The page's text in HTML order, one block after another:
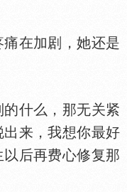
在加剧，她还是
什么，那无关紧
出来，我想你最好
后再费心修复那